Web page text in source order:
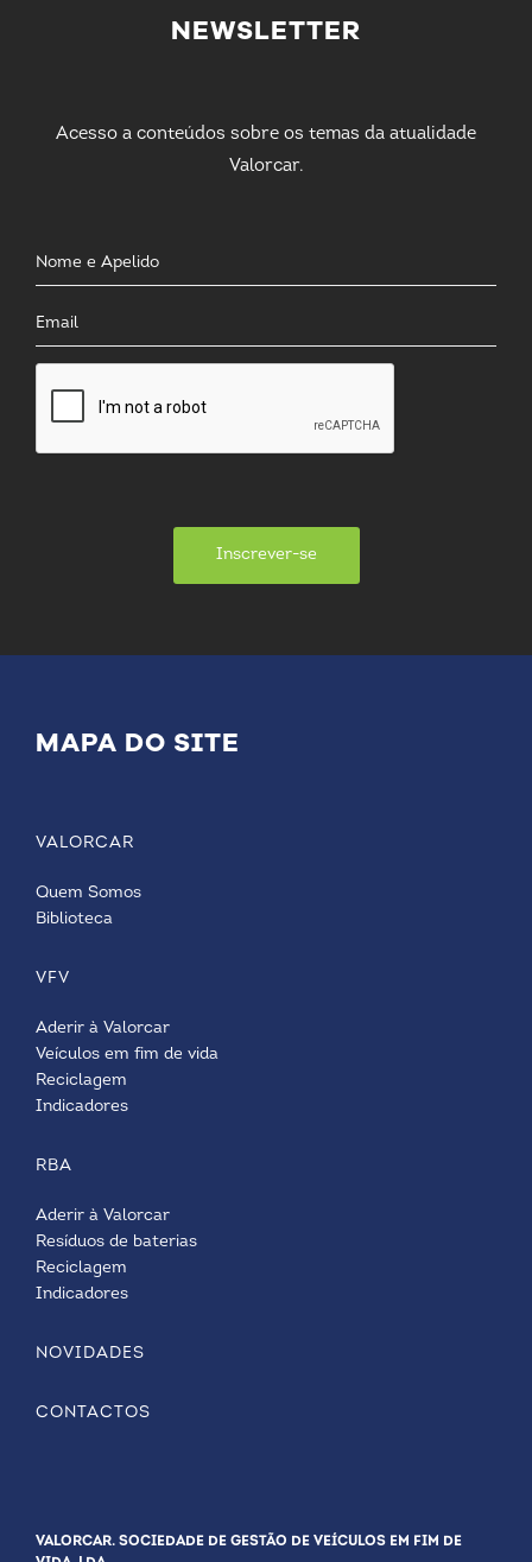
NEWSLETTER
Acesso a conteúdos sobre os temas da atualidade
Valorcar.
Inscrever-se
MAPA DO SITE
VALORCAR
Quem Somos
Biblioteca
VFV
Aderir à Valorcar
Veículos em fim de vida
Reciclagem
Indicadores
RBA
Aderir à Valorcar
Resíduos de baterias
Reciclagem
Indicadores
NOVIDADES
CONTACTOS
VALORCAR. SOCIEDADE DE GESTÃO DE VEÍCULOS EM FIM DE